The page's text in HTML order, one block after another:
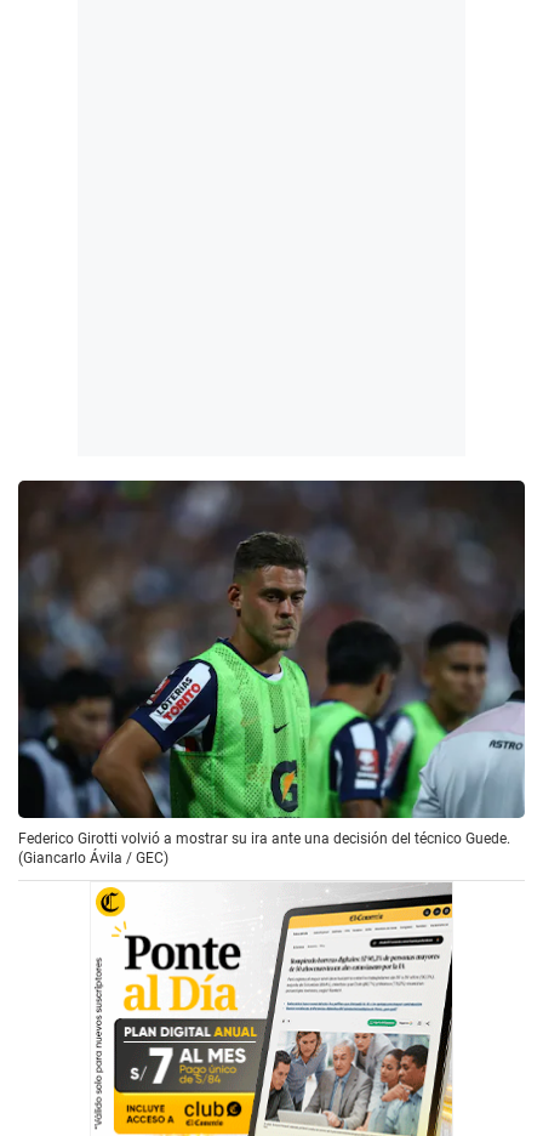
Federico Girotti volvió a mostrar su ira ante una decisión del técnico Guede.
(Giancarlo Ávila / GEC)